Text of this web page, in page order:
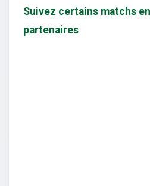
Suivez certains matchs
partenaires